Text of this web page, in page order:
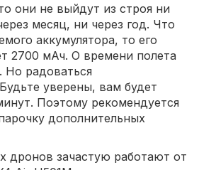
они не выйдут из строя ни
месяц, ни через год. Что
аккумулятора, то его
2700 мАч. О времени полета
Но радоваться
уверены, вам будет
Поэтому рекомендуется
дополнительных
дронов зачастую работают от